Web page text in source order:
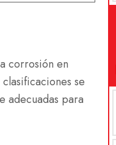
corrosión en
se
adecuadas para